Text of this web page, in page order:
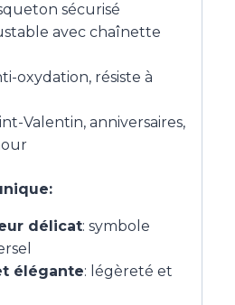
sécurisé
avec chaînette
oxydation, résiste à
Valentin, anniversaires,
délicat: symbole
élégante: légèreté et